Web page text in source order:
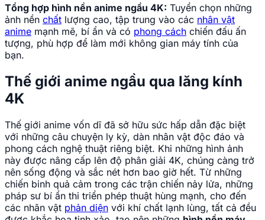
Tổng hợp hình nền anime ngầu 4K: Tuyển chọn những
ảnh nền chất lượng cao, tập trung vào các nhân vật
anime mạnh mẽ, bí ẩn và có phong cách chiến đấu ấn
tượng, phù hợp để làm mới không gian máy tính của
bạn.
Thế giới anime ngầu qua lăng kính
4K
Thế giới anime vốn dĩ đã sở hữu sức hấp dẫn đặc biệt
với những câu chuyện ly kỳ, dàn nhân vật độc đáo và
phong cách nghệ thuật riêng biệt. Khi những hình ảnh
này được nâng cấp lên độ phân giải 4K, chúng càng trở
nên sống động và sắc nét hơn bao giờ hết. Từ những
chiến binh quả cảm trong các trận chiến nảy lửa, những
pháp sư bí ẩn thi triển phép thuật hùng mạnh, cho đến
các nhân vật phản diện với khí chất lạnh lùng, tất cả đều